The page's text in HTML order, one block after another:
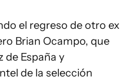
el regreso de otro ex
Brian Ocampo, que
España y
de la selección